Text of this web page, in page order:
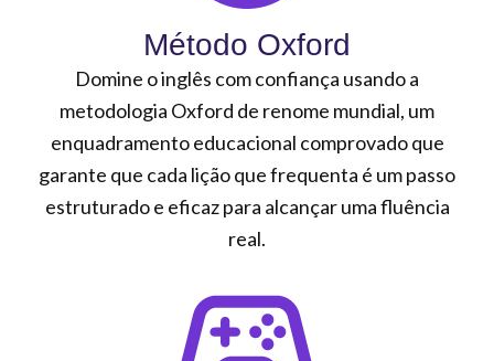
Método Oxford
Domine o inglês com confiança usando a
metodologia Oxford de renome mundial, um
enquadramento educacional comprovado que
garante que cada lição que frequenta é um passo
estruturado e eficaz para alcançar uma fluência
real.